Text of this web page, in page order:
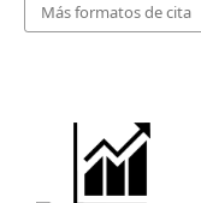
Más formatos de cita